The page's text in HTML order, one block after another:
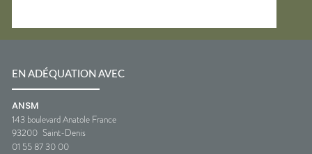
EN ADÉQUATION AVEC
ANSM
143 boulevard Anatole France
93200 Saint-Denis
01 55 87 30 00